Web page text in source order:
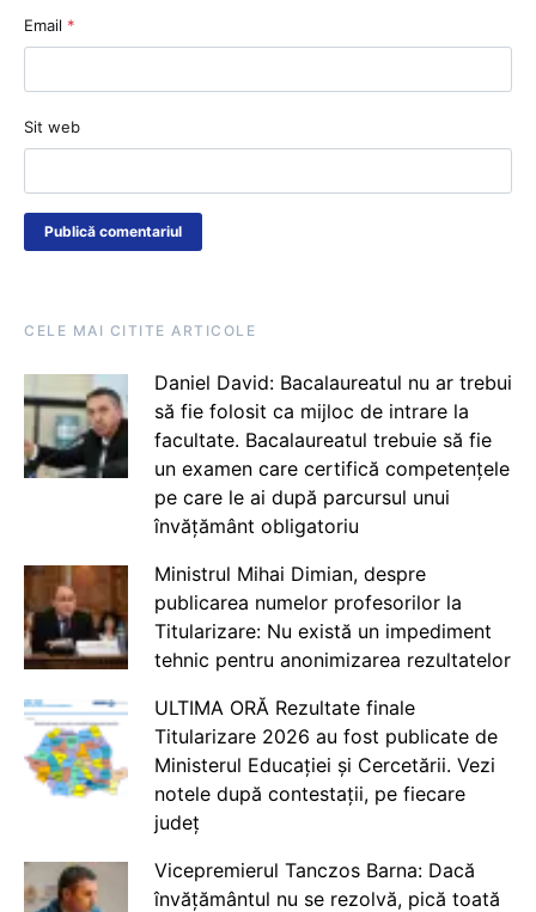
Email *
Sit web
CELE MAI CITITE ARTICOLE
Daniel David: Bacalaureatul nu ar trebui
să fie folosit ca mijloc de intrare la
facultate. Bacalaureatul trebuie să fie
un examen care certifică competențele
pe care le ai după parcursul unui
învățământ obligatoriu
Ministrul Mihai Dimian, despre
publicarea numelor profesorilor la
Titularizare: Nu există un impediment
tehnic pentru anonimizarea rezultatelor
ULTIMA ORĂ Rezultate finale
Titularizare 2026 au fost publicate de
Ministerul Educației și Cercetării. Vezi
notele după contestații, pe fiecare
județ
Vicepremierul Tanczos Barna: Dacă
învățământul nu se rezolvă, pică toată